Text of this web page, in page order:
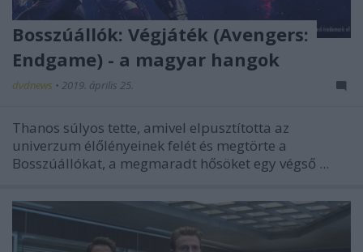
Bosszúállók: Végjáték (Avengers:
Endgame) - a magyar hangok
dvdnews • 2019. április 25.
Thanos súlyos tette, amivel elpusztította az
univerzum élőlényeinek felét és megtörte a
Bosszúállókat, a megmaradt hősöket egy végső ...